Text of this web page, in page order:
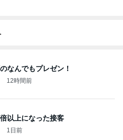
なんでもプレゼン！
12時間前
以上になった接客
1日前